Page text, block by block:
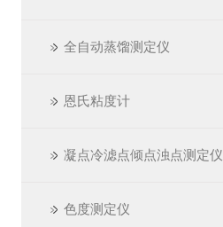
全自动蒸馏测定仪
恩氏粘度计
凝点冷滤点倾点浊点测定仪
色度测定仪